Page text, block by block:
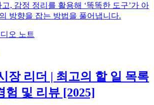
, 감정 정리를 활용해 ‘똑똑한 도구’가 아
방향을 잡는 방법을 풀어냅니다.
오 노트
장 리더 | 최고의 할 일 목록
험 및 리뷰 [2025]